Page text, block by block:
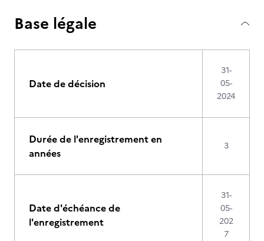
Base légale
Date de décision
31-
05-
2024
Durée de l'enregistrement en
années
3
Date d'échéance de
l'enregistrement
31-
05-
202
7